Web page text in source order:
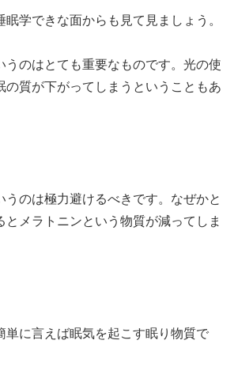
学できな面からも見て見ましょう。
うのはとても重要なものです。光の使
の質が下がってしまうということもあ
うのは極力避けるべきです。なぜかと
とメラトニンという物質が減ってしま
単に言えば眠気を起こす眠り物質で